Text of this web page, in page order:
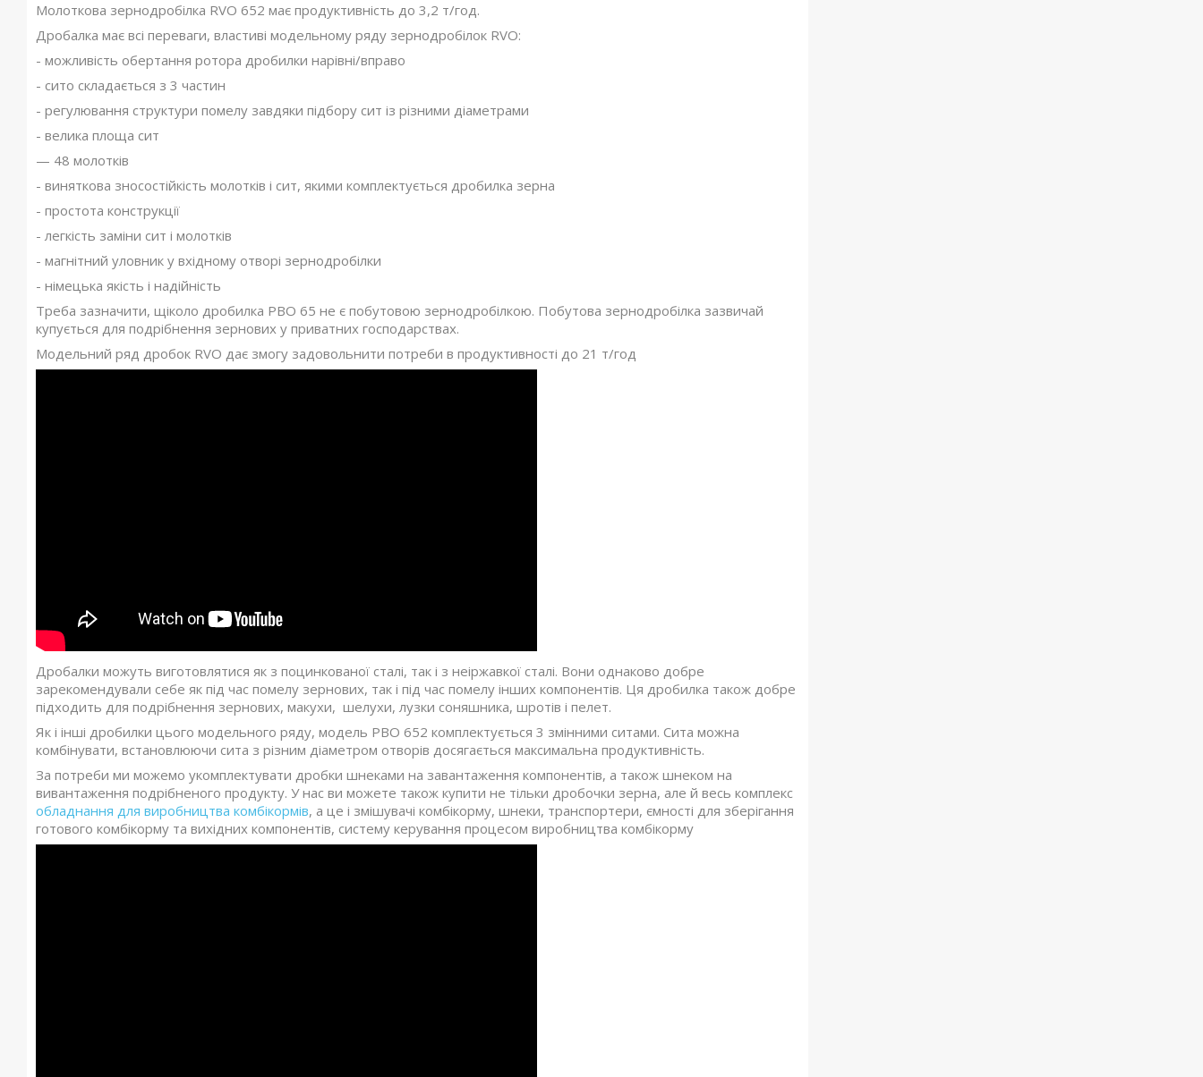
Молоткова зернодробілка RVO 652 має продуктивність до 3,2 т/год.
Дробалка має всі переваги, властиві модельному ряду зернодробілок RVO:
- можливість обертання ротора дробилки нарівні/вправо
- сито складається з 3 частин
- регулювання структури помелу завдяки підбору сит із різними діаметрами
- велика площа сит
— 48 молотків
- виняткова зносостійкість молотків і сит, якими комплектується дробилка зерна
- простота конструкції
- легкість заміни сит і молотків
- магнітний уловник у вхідному отворі зернодробілки
- німецька якість і надійність
Треба зазначити, щіколо дробилка РВО 65 не є побутовою зернодробілкою. Побутова зернодробілка зазвичай
купується для подрібнення зернових у приватних господарствах.
Модельний ряд дробок RVO дає змогу задовольнити потреби в продуктивності до 21 т/год
Дробалки можуть виготовлятися як з поцинкованої сталі, так і з неіржавкої сталі. Вони однаково добре
зарекомендували себе як під час помелу зернових, так і під час помелу інших компонентів. Ця дробилка також добре
підходить для подрібнення зернових, макухи, шелухи, лузки соняшника, шротів і пелет.
Як і інші дробилки цього модельного ряду, модель РВО 652 комплектується 3 змінними ситами. Сита можна
комбінувати, встановлюючи сита з різним діаметром отворів досягається максимальна продуктивність.
За потреби ми можемо укомплектувати дробки шнеками на завантаження компонентів, а також шнеком на
вивантаження подрібненого продукту. У нас ви можете також купити не тільки дробочки зерна, але й весь комплекс
обладнання для виробництва комбікормів, а це і змішувачі комбікорму, шнеки, транспортери, ємності для зберігання
готового комбікорму та вихідних компонентів, систему керування процесом виробництва комбікорму